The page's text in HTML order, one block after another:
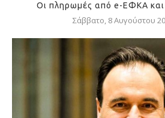
Οι πληρωμές από e-ΕΦΚΑ και
Σάββατο, 8 Αυγούστου